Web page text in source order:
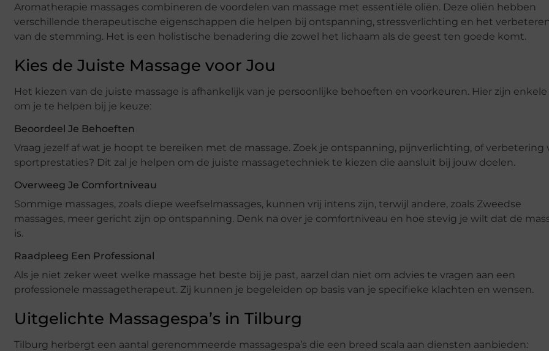
Aromatherapie massages combineren de voordelen van massage met essentiële oliën. Deze oliën hebben
verschillende therapeutische eigenschappen die helpen bij ontspanning, stressverlichting en het verbeteren
van de stemming. Het is een holistische benadering die zowel het lichaam als de geest ten goede komt.
Kies de Juiste Massage voor Jou
Het kiezen van de juiste massage is afhankelijk van je persoonlijke behoeften en voorkeuren. Hier zijn
om je te helpen bij je keuze:
Beoordeel Je Behoeften
Vraag jezelf af wat je hoopt te bereiken met de massage. Zoek je ontspanning, pijnverlichting, of verbetering
sportprestaties? Dit zal je helpen om de juiste massagetechniek te kiezen die aansluit bij jouw doelen.
Overweeg Je Comfortniveau
Sommige massages, zoals diepe weefselmassages, kunnen vrij intens zijn, terwijl andere, zoals Zweedse
massages, meer gericht zijn op ontspanning. Denk na over je comfortniveau en hoe stevig je wilt dat de
is.
Raadpleeg Een Professional
Als je niet zeker weet welke massage het beste bij je past, aarzel dan niet om advies te vragen aan een
professionele massagetherapeut. Zij kunnen je begeleiden op basis van je specifieke klachten en wensen.
Uitgelichte Massagespa’s in Tilburg
Tilburg herbergt een aantal gerenommeerde massagespa’s die een breed scala aan diensten aanbieden: